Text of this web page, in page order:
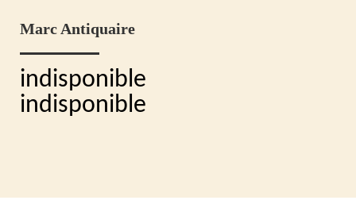
Marc Antiquaire
indisponible
indisponible